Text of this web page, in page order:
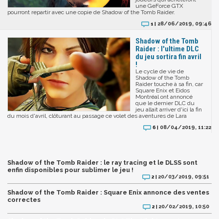
une GeForce GTX
pourront repartir avec une copie de Shadow of the Tomb Raider.
1 | 28/06/2019, 09:46
Shadow of the Tomb
Raider : l'ultime DLC
du jeu sortira fin avril
!
Le cycle de vie de
Shadow of the Tomb
Raider touche à sa fin, car
Square Enix et Eidos
Montréal ont annoncé
que le dernier DLC du
jeu allait arriver d'ici la fin
du mois d'avril, clôturant au passage ce volet des aventures de Lara
6 | 08/04/2019, 11:22
Shadow of the Tomb Raider : le ray tracing et le DLSS sont
enfin disponibles pour sublimer le jeu !
2 | 20/03/2019, 09:51
Shadow of the Tomb Raider : Square Enix annonce des ventes
correctes
2 | 20/02/2019, 10:50